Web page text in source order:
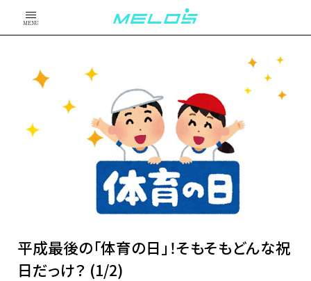
MENU
平成最後の「体育の日」！そもそもどんな祝
日だっけ？ (1/2)